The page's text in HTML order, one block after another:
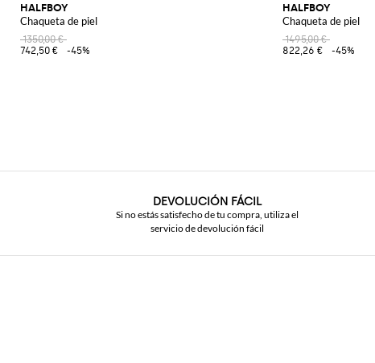
HALFBOY
Chaqueta de piel
1350,00 €
742,50 €
-45%
HALFBOY
Chaqueta de piel
1495,00 €
822,26 €
-45%
DEVOLUCIÓN FÁCIL
Si no estás satisfecho de tu compra, utiliza el
servicio de devolución fácil